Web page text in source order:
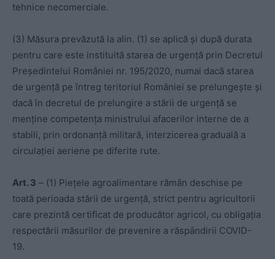
tehnice necomerciale.
(3) Măsura prevăzută la alin. (1) se aplică și după durata
pentru care este instituită starea de urgență prin Decretul
Președintelui României nr. 195/2020, numai dacă starea
de urgență pe întreg teritoriul României se prelungește și
dacă în decretul de prelungire a stării de urgență se
menține competența ministrului afacerilor interne de a
stabili, prin ordonanță militară, interzicerea graduală a
circulației aeriene pe diferite rute.
Art. 3 – (1) Piețele agroalimentare rămân deschise pe
toată perioada stării de urgență, strict pentru agricultorii
care prezintă certificat de producător agricol, cu obligația
respectării măsurilor de prevenire a răspândirii COVID-
19.